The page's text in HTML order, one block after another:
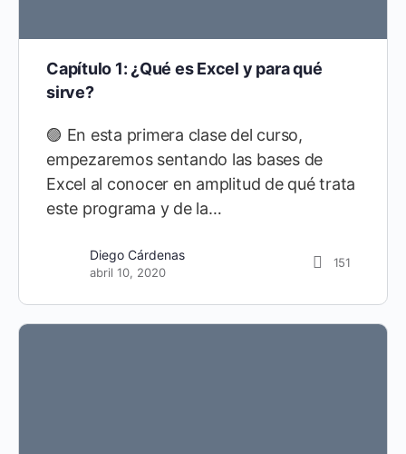
febrero 17, 2025
Capítulo 1: ¿Qué es Excel y para qué
sirve?
🟣 En esta primera clase del curso,
empezaremos sentando las bases de
Excel al conocer en amplitud de qué trata
este programa y de la…
Diego Cárdenas
abril 10, 2020
151